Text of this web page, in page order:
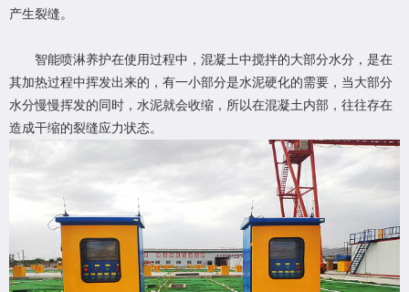
产生裂缝。
智能喷淋养护在使用过程中，混凝土中搅拌的大部分水分，是在
其加热过程中挥发出来的，有一小部分是水泥硬化的需要，当大部分
水分慢慢挥发的同时，水泥就会收缩，所以在混凝土内部，往往存在
造成干缩的裂缝应力状态。